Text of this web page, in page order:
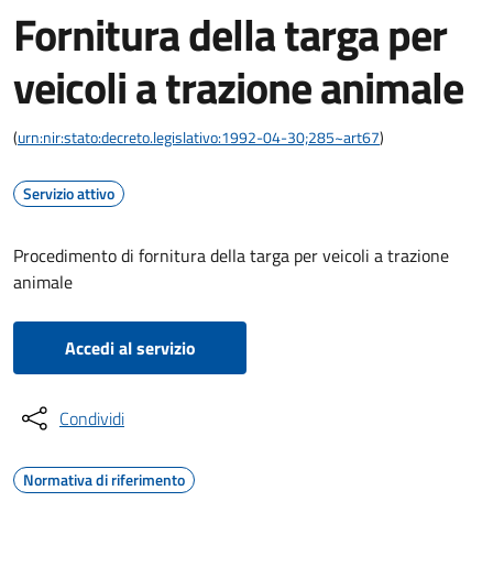
Fornitura della targa per
veicoli a trazione animale
(urn:nir:stato:decreto.legislativo:1992-04-30;285~art67)
Servizio attivo
Procedimento di fornitura della targa per veicoli a trazione
animale
Accedi al servizio
Condividi
Normativa di riferimento